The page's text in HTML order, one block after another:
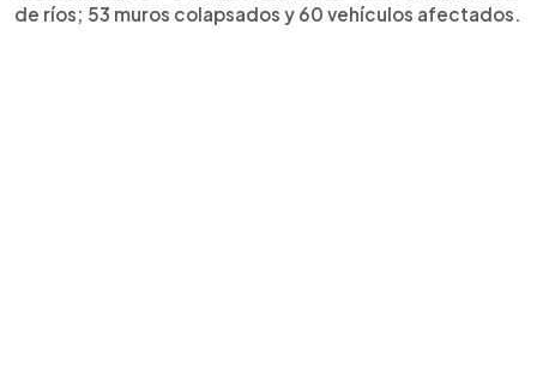
de ríos; 53 muros colapsados y 60 vehículos afectados.